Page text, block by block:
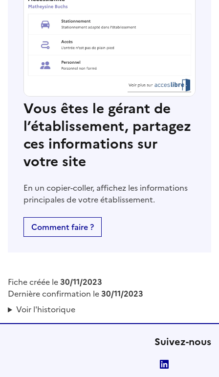
Vous êtes le gérant de
l’établissement, partagez
ces informations sur
votre site
En un copier-coller, affichez les informations
principales de votre établissement.
Comment faire ?
Fiche créée le30/11/2023
Dernière confirmation le30/11/2023
Voir l'historique
Suivez-nous